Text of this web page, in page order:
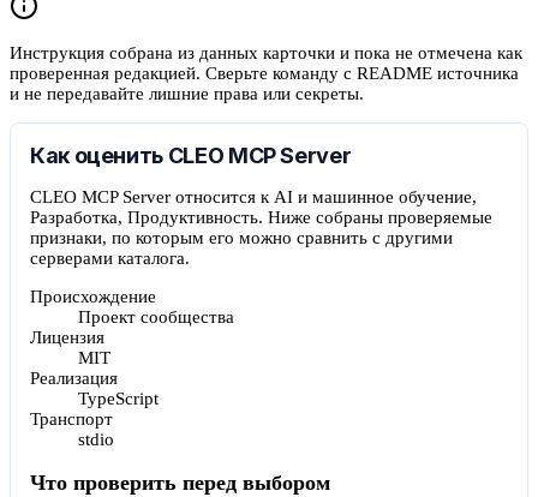
Инструкция собрана из данных карточки и пока не отмечена как
проверенная редакцией. Сверьте команду с README источника
и не передавайте лишние права или секреты.
Как оценить CLEO MCP Server
CLEO MCP Server относится к AI и машинное обучение,
Разработка, Продуктивность. Ниже собраны проверяемые
признаки, по которым его можно сравнить с другими
серверами каталога.
Происхождение
Проект сообщества
Лицензия
MIT
Реализация
TypeScript
Транспорт
stdio
Что проверить перед выбором